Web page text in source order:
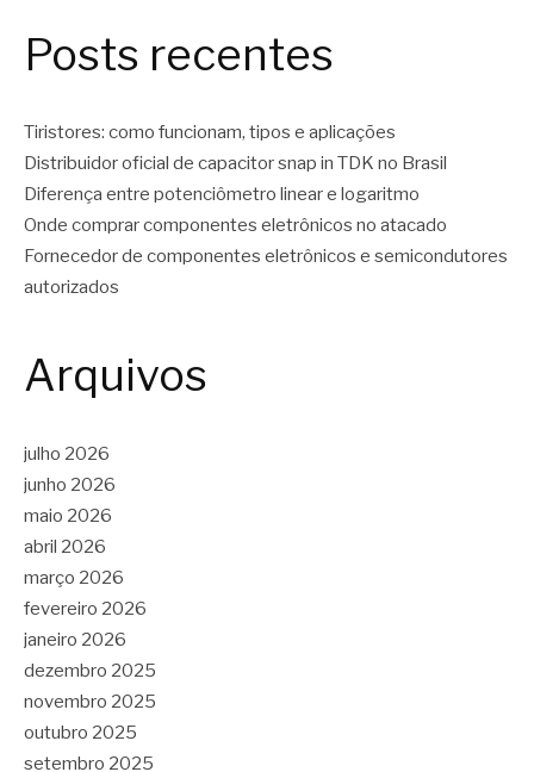
Posts recentes
Tiristores: como funcionam, tipos e aplicações
Distribuidor oficial de capacitor snap in TDK no Brasil
Diferença entre potenciômetro linear e logaritmo
Onde comprar componentes eletrônicos no atacado
Fornecedor de componentes eletrônicos e semicondutores
autorizados
Arquivos
julho 2026
junho 2026
maio 2026
abril 2026
março 2026
fevereiro 2026
janeiro 2026
dezembro 2025
novembro 2025
outubro 2025
setembro 2025